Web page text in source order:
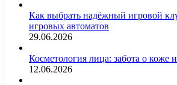
Как выбрать надёжный игровой
игровых автоматов
29.06.2026
Косметология лица: забота о коже
12.06.2026